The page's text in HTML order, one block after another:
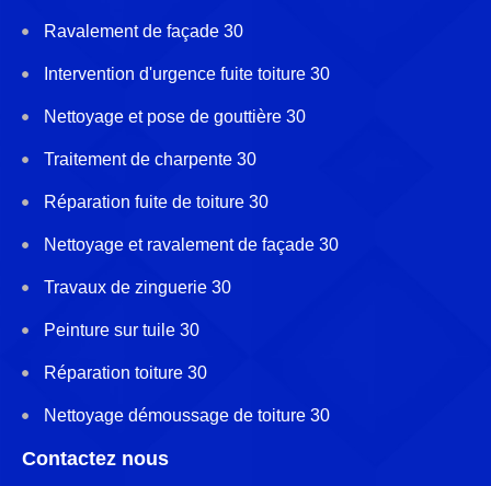
Ravalement de façade 30
Intervention d'urgence fuite toiture 30
Nettoyage et pose de gouttière 30
Traitement de charpente 30
Réparation fuite de toiture 30
Nettoyage et ravalement de façade 30
Travaux de zinguerie 30
Peinture sur tuile 30
Réparation toiture 30
Nettoyage démoussage de toiture 30
Contactez nous